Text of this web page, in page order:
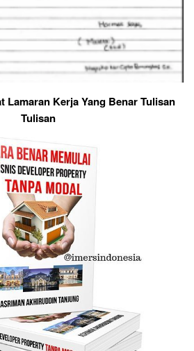
Lamaran Kerja Yang Benar Tulisan
Tulisan